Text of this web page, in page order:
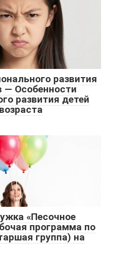
развития
— Особенности
развития детей
«Песочное
программа по
группа) на